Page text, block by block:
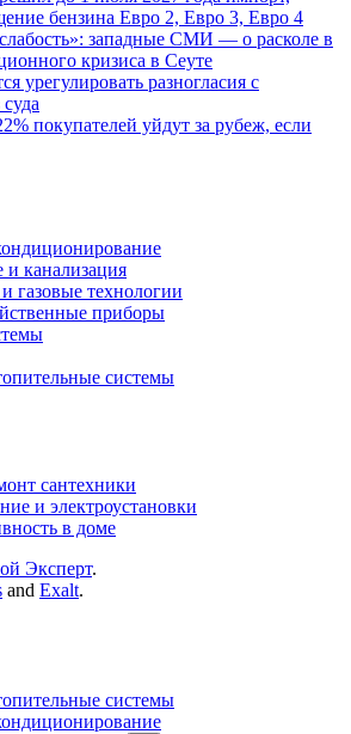
бензина Евро 2, Евро 3, Евро 4
западные СМИ — о расколе в
кризиса в Сеуте
урегулировать разногласия с
покупателей уйдут за рубеж, если
канализация
газовые технологии
приборы
системы
сантехники
и электроустановки
в доме
Эксперт.
and Exalt.
системы